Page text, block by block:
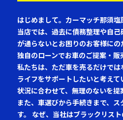
はじめまして。カーマッチ那須塩
当店では、過去に債務整理や自
が通らないとお困りのお客様に
独自のローンでお車のご提案・販
私たちは、ただ車を売るだけで
ライフをサポートしたいと考え
状況に合わせて、無理のないを提
また、車選びから手続きまで、
す。 なぜ、当社はブラックリス